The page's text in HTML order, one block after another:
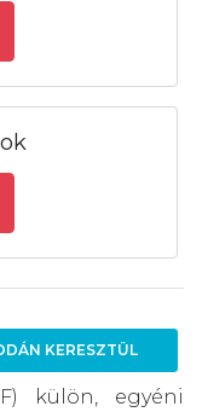
KERESZTÜL
külön, egyéni